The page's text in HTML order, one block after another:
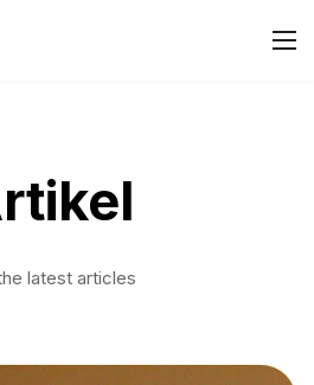
latest articles